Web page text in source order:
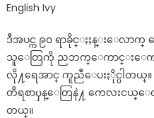
English Ivy
ဒီအပင္က ၉၀ ရာခိုင္ႏႈန္းေလာက္ ေ
သူေတြကို ညဘက္ေကာင္းေကာ
လို႔ရေအာင္ ကူညီေပးႏိုင္ပါတယ္။
တိရစာၦန္ေတြနဲ႔ ကေလးငယ္ေလ
တယ္။